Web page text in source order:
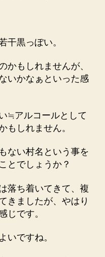
干黒っぽい。
かもしれませんが、
いかなぁといった感
≒アルコールとして
もしれません。
ない村名という事を
とでしょうか？
落ち着いてきて、複
きましたが、やはり
じです。
いですね。